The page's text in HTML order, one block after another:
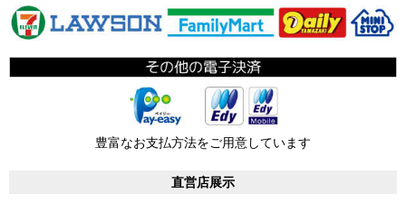
豊富なお支払方法をご用意しています
直営店展示